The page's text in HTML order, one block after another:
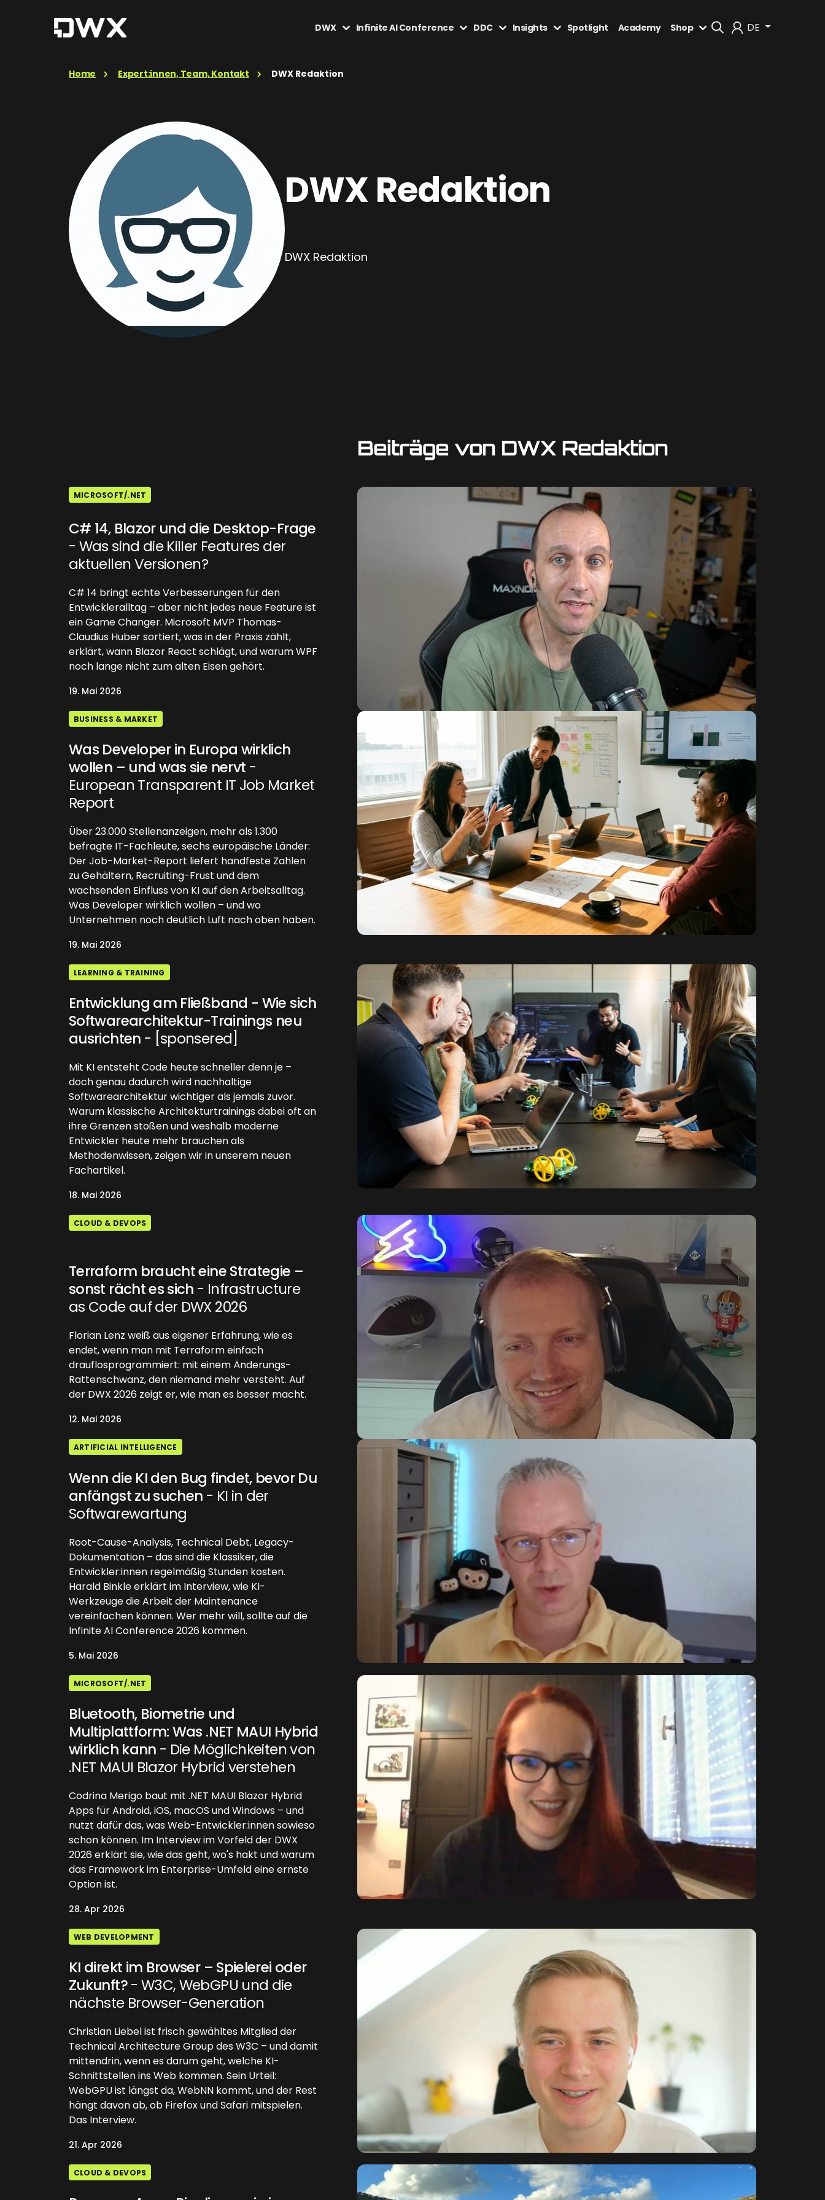
DE
DWX Infinite AI Conference DDC Insights Spotlight Academy Shop
Home Expert:innen, Team, Kontakt DWX Redaktion
DWX Redaktion
DWX Redaktion
Beiträge von DWX Redaktion
MICROSOFT/.NET
C# 14, Blazor und die Desktop-Frage
- Was sind die Killer Features der
aktuellen Versionen?
C# 14 bringt echte Verbesserungen für den
Entwickleralltag – aber nicht jedes neue Feature ist
ein Game Changer. Microsoft MVP Thomas-
Claudius Huber sortiert, was in der Praxis zählt,
erklärt, wann Blazor React schlägt, und warum WPF
noch lange nicht zum alten Eisen gehört.
19. Mai 2026
BUSINESS & MARKET
Was Developer in Europa wirklich
wollen – und was sie nervt -
European Transparent IT Job Market
Report
Über 23.000 Stellenanzeigen, mehr als 1.300
befragte IT-Fachleute, sechs europäische Länder:
Der Job-Market-Report liefert handfeste Zahlen
zu Gehältern, Recruiting-Frust und dem
wachsenden Einfluss von KI auf den Arbeitsalltag.
Was Developer wirklich wollen – und wo
Unternehmen noch deutlich Luft nach oben haben.
19. Mai 2026
LEARNING & TRAINING
Entwicklung am Fließband - Wie sich
Softwarearchitektur-Trainings neu
ausrichten - [sponsered]
Mit KI entsteht Code heute schneller denn je –
doch genau dadurch wird nachhaltige
Softwarearchitektur wichtiger als jemals zuvor.
Warum klassische Architekturtrainings dabei oft an
ihre Grenzen stoßen und weshalb moderne
Entwickler heute mehr brauchen als
Methodenwissen, zeigen wir in unserem neuen
Fachartikel.
18. Mai 2026
CLOUD & DEVOPS
Terraform braucht eine Strategie –
sonst rächt es sich - Infrastructure
as Code auf der DWX 2026
Florian Lenz weiß aus eigener Erfahrung, wie es
endet, wenn man mit Terraform einfach
drauflosprogrammiert: mit einem Änderungs-
Rattenschwanz, den niemand mehr versteht. Auf
der DWX 2026 zeigt er, wie man es besser macht.
12. Mai 2026
ARTIFICIAL INTELLIGENCE
Wenn die KI den Bug findet, bevor Du
anfängst zu suchen - KI in der
Softwarewartung
Root-Cause-Analysis, Technical Debt, Legacy-
Dokumentation – das sind die Klassiker, die
Entwickler:innen regelmäßig Stunden kosten.
Harald Binkle erklärt im Interview, wie KI-
Werkzeuge die Arbeit der Maintenance
vereinfachen können. Wer mehr will, sollte auf die
Infinite AI Conference 2026 kommen.
5. Mai 2026
MICROSOFT/.NET
Bluetooth, Biometrie und
Multiplattform: Was .NET MAUI Hybrid
wirklich kann - Die Möglichkeiten von
.NET MAUI Blazor Hybrid verstehen
Codrina Merigo baut mit .NET MAUI Blazor Hybrid
Apps für Android, iOS, macOS und Windows – und
nutzt dafür das, was Web-Entwickler:innen sowieso
schon können. Im Interview im Vorfeld der DWX
2026 erklärt sie, wie das geht, wo's hakt und warum
das Framework im Enterprise-Umfeld eine ernste
Option ist.
28. Apr 2026
WEB DEVELOPMENT
KI direkt im Browser – Spielerei oder
Zukunft?- W3C, WebGPU und die
nächste Browser-Generation
Christian Liebel ist frisch gewähltes Mitglied der
Technical Architecture Group des W3C – und damit
mittendrin, wenn es darum geht, welche KI-
Schnittstellen ins Web kommen. Sein Urteil:
WebGPU ist längst da, WebNN kommt, und der Rest
hängt davon ab, ob Firefox und Safari mitspielen.
Das Interview.
21. Apr 2026
CLOUD & DEVOPS